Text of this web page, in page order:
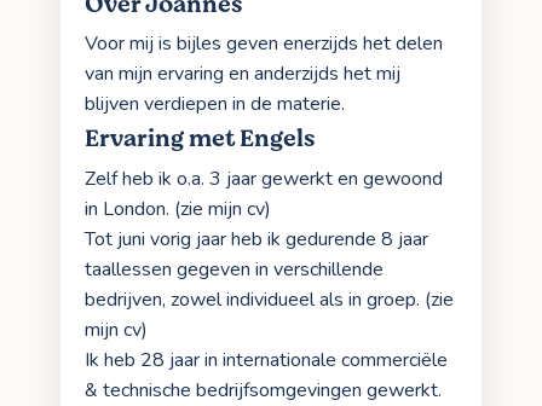
Voor mij is bijles geven enerzijds het delen
van mijn ervaring en anderzijds het mij
blijven verdiepen in de materie.
Ervaring met Engels
Zelf heb ik o.a. 3 jaar gewerkt en gewoond
in London. (zie mijn cv)
Tot juni vorig jaar heb ik gedurende 8 jaar
taallessen gegeven in verschillende
bedrijven, zowel individueel als in groep. (zie
mijn cv)
Ik heb 28 jaar in internationale commerciële
& technische bedrijfsomgevingen gewerkt.